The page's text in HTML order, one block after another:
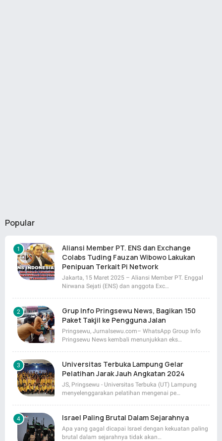
Popular
Aliansi Member PT. ENS dan Exchange
Colabs Tuding Fauzan Wibowo Lakukan
Penipuan Terkait Pi Network
Jakarta, 15 Maret 2025 – Aliansi Member PT. Enggal
Nirwana Sejati (ENS) dan anggota Exc…
Grup Info Pringsewu News, Bagikan 150
Paket Takjil ke Pengguna Jalan
Pringsewu, Jurnalsewu.com– WhatsApp Group Info
Pringsewu News kembali menunjukkan eks…
Universitas Terbuka Lampung Gelar
Pelatihan Jarak Jauh Angkatan 2024
JS, Pringsewu - Universitas Terbuka (UT) Lampung
menyelenggarakan pelatihan mengenai pe…
Israel Paling Brutal Dalam Sejarahnya
Apa yang gagal dicapai Israel dengan kekuatan paling
brutal dalam sejarahnya tidak akan…